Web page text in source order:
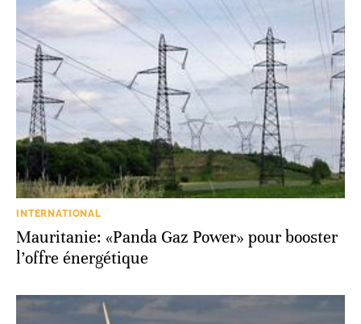
INTERNATIONAL
Mauritanie: «Panda Gaz Power» pour booster
l’offre énergétique